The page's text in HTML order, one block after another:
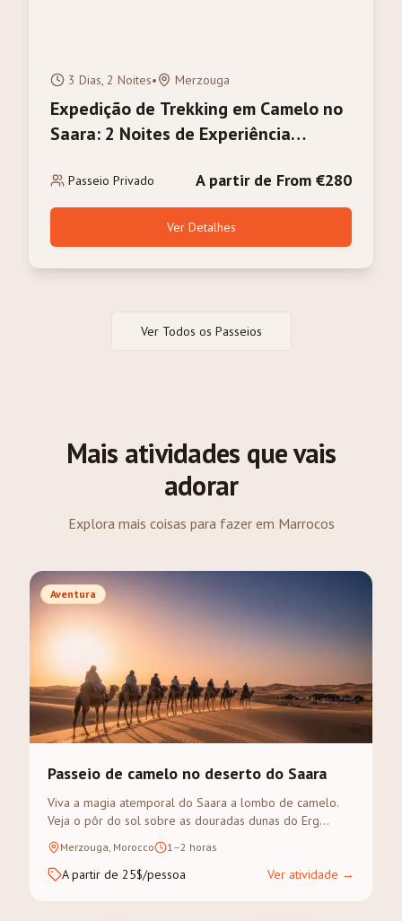
3 Dias, 2 Noites• Merzouga
Expedição de Trekking em Camelo no
Saara: 2 Noites de Experiência
Passeio Privado A partir de From €280
Ver Detalhes
Ver Todos os Passeios
Mais atividades que vais
adorar
Explora mais coisas para fazer em Marrocos
Aventura
Passeio de camelo no deserto do Saara
Viva a magia atemporal do Saara a lombo de camelo.
Veja o pôr do sol sobre as douradas dunas do Erg
Chebbi num trek guiado.
Merzouga, Morocco 1–2 horas
A partir de 25$/pessoa Ver atividade →